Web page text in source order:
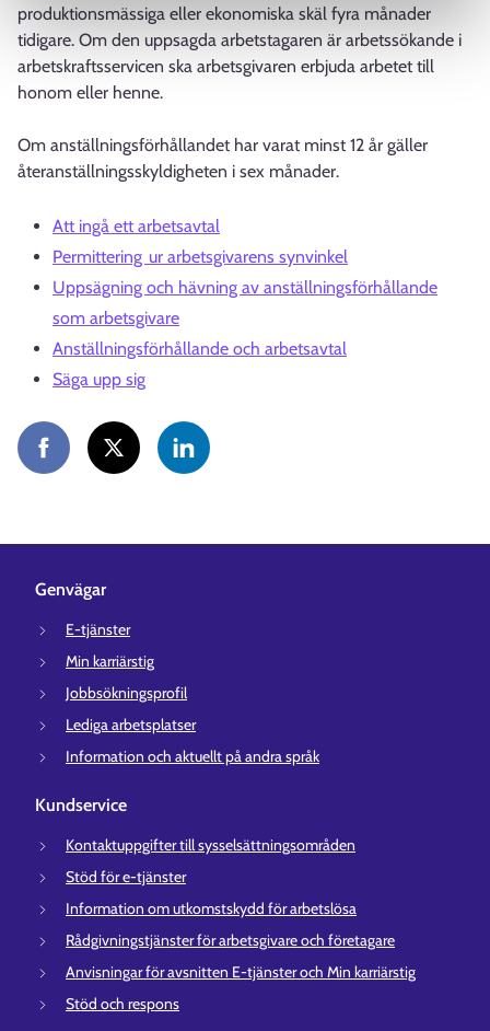
produktionsmässiga eller ekonomiska skäl fyra månader
tidigare. Om den uppsagda arbetstagaren är arbetssökande i
arbetskraftsservicen ska arbetsgivaren erbjuda arbetet till
honom eller henne.
Om anställningsförhållandet har varat minst 12 år gäller
återanställningsskyldigheten i sex månader.
Att ingå ett arbetsavtal
Permittering ur arbetsgivarens synvinkel
Uppsägning och hävning av anställningsförhållande
som arbetsgivare
Anställningsförhållande och arbetsavtal
Säga upp sig
Genvägar
E-tjänster
Min karriärstig
Jobbsökningsprofil
Lediga arbetsplatser
Information och aktuellt på andra språk
Kundservice
Kontaktuppgifter till sysselsättningsområden
Stöd för e-tjänster
Information om utkomstskydd för arbetslösa
Rådgivningstjänster för arbetsgivare och företagare
Anvisningar för avsnitten E-tjänster och Min karriärstig
Stöd och respons